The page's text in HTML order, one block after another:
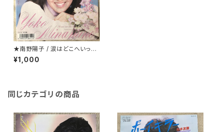
★南野陽子 / 涙はどこへいった
の
¥1,000
同じカテゴリの商品